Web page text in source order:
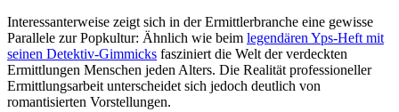
Interessanterweise zeigt sich in der Ermittlerbranche eine gewisse
Parallele zur Popkultur: Ähnlich wie beim legendären Yps-Heft mit
seinen Detektiv-Gimmicks fasziniert die Welt der verdeckten
Ermittlungen Menschen jeden Alters. Die Realität professioneller
Ermittlungsarbeit unterscheidet sich jedoch deutlich von
romantisierten Vorstellungen.